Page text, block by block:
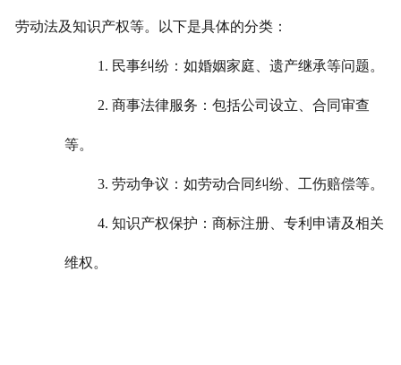
劳动法及知识产权等。以下是具体的分类：
1. 民事纠纷：如婚姻家庭、遗产继承等问题。
2. 商事法律服务：包括公司设立、合同审查
等。
3. 劳动争议：如劳动合同纠纷、工伤赔偿等。
4. 知识产权保护：商标注册、专利申请及相关
维权。